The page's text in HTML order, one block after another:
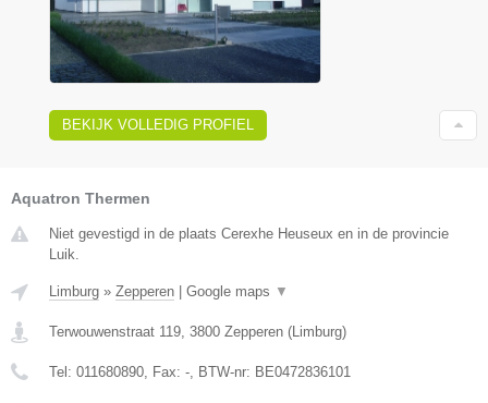
BEKIJK VOLLEDIG PROFIEL
Aquatron Thermen
Niet gevestigd in de plaats Cerexhe Heuseux en in de provincie
Luik.
Limburg » Zepperen Google maps ▼
Terwouwenstraat 119, 3800 Zepperen (Limburg)
Tel: 011680890, Fax: -, BTW-nr: BE0472836101